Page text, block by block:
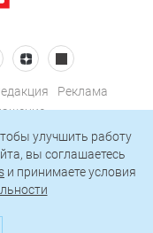
Реклама
помещение I, комн. 23
улучшить работу
вы соглашаетесь
и принимаете условия